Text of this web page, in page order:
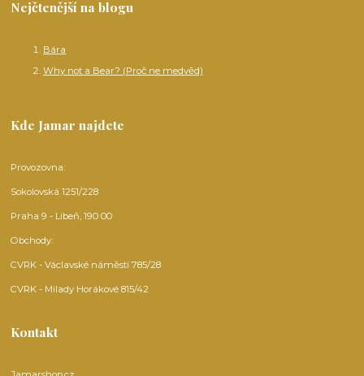
Nejčtenější na blogu
Bára
Why not a Bear? (Proč ne medvěd)
Kde Jamar najdete
Provozovna:
Sokolovská 1251/228
Praha 9 - Libeň, 190 00
Obchody:
CVRK - Václavské náměstí 785/28
CVRK - Milady Horákové 815/42
Kontakt